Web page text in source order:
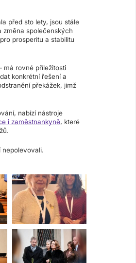
před sto lety, jsou stále
změna společenských
prosperitu a stabilitu
má rovné příležitosti
konkrétní řešení a
překážek, jimž
nabízí nástroje
i zaměstnankyně, které
nepolevovali.